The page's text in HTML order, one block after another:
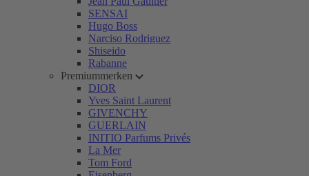
SENSAI
Hugo Boss
Narciso Rodriguez
Shiseido
Rabanne
Premiummerken
DIOR
Yves Saint Laurent
GIVENCHY
GUERLAIN
INITIO Parfums Privés
La Mer
Tom Ford